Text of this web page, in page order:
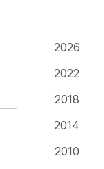
2026
2022
2018
2014
2010